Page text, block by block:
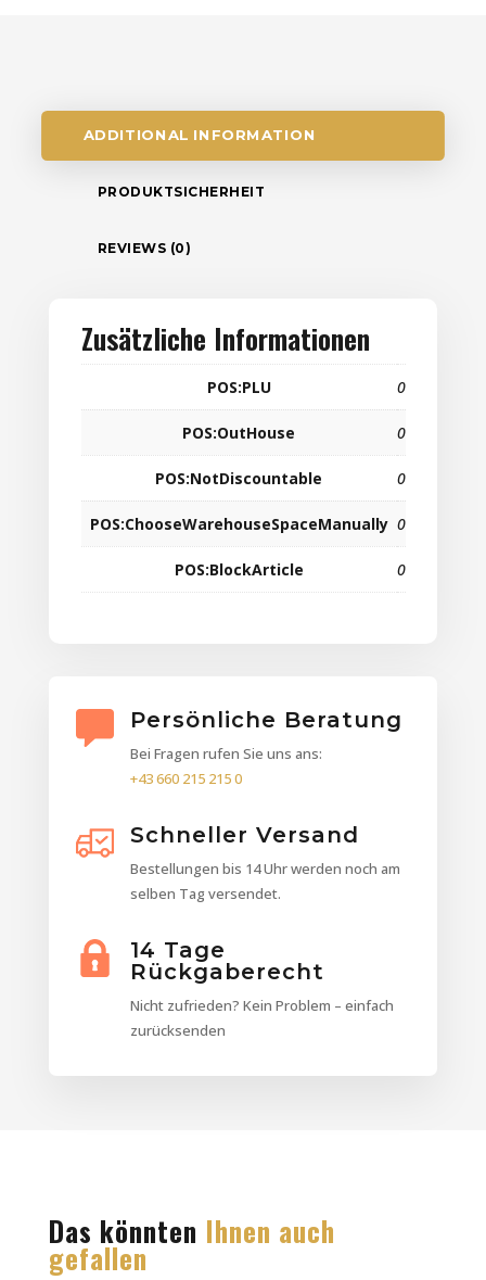
ADDITIONAL INFORMATION
PRODUKTSICHERHEIT
REVIEWS (0)
Zusätzliche Informationen
POS:PLU 0
POS:OutHouse 0
POS:NotDiscountable 0
POS:ChooseWarehouseSpaceManually 0
POS:BlockArticle 0
Persönliche Beratung
Bei Fragen rufen Sie uns ans:
+43 660 215 215 0
Schneller Versand
Bestellungen bis 14 Uhr werden noch am
selben Tag versendet.
14 Tage
Rückgaberecht
Nicht zufrieden? Kein Problem – einfach
zurücksenden
Das könnten Ihnen auch
gefallen